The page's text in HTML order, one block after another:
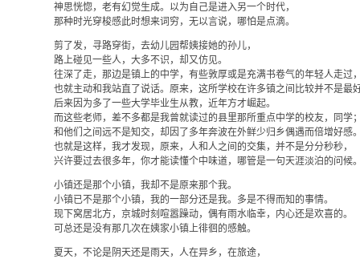
神思恍惚，老有幻觉生成。以为自己是进入另一个时代，
那种时光穿梭感此时想来词穷，无以言说，哪怕是点滴。
剪了发，寻路穿街，去幼儿园帮姨接她的孙儿，
路上碰见一些人，大多不识，却又仿见。
往深了走，那边是镇上的中学，有些敦厚或是充满书卷气的年轻人走过，
也就主动和我站直了说话。原来，这所学校在许多镇之间比较并不是最好
后来因为多了一些大学毕业生从教，近年方才崛起。
而这些老师，差不多都是我曾就读过的县里那所重点中学的校友，同学；
和他们之间远不是知交，却因了多年奔波在外鲜少归乡偶遇而倍增好感。
也就是这样，我才发现，原来，人和人之间的交集，并不是分分秒秒，
兴许要过去很多年，你才能读懂个中味道，哪管是一句天涯淡泊的问候。
小镇还是那个小镇，我却不是原来那个我。
小镇已不是那个小镇，我的一部分还是我。多是不得而知的事情。
现下窝居北方，京城时刻喧嚣躁动，偶有雨水临幸，内心还是欢喜的。
可总还是没有那几次在姨家小镇上徘徊的感触。
夏天，不论是阴天还是雨天，人在异乡，在旅途，